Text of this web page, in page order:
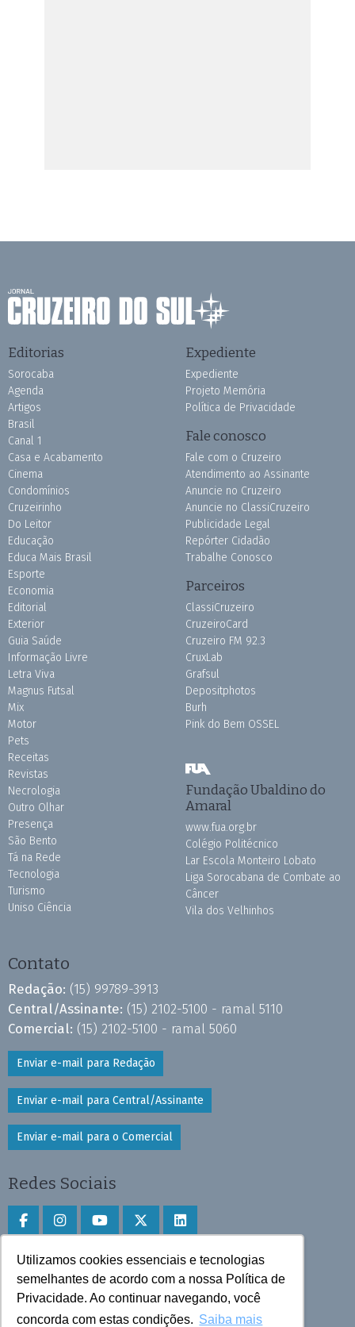
Utilizamos cookies essenciais e tecnologias
semelhantes de acordo com a nossa Política de
Privacidade. Ao continuar navegando, você
concorda com estas condições. Saiba mais
Editorias
Sorocaba
Agenda
Artigos
Brasil
Canal 1
Casa e Acabamento
Cinema
Condomínios
Cruzeirinho
Do Leitor
Educação
Educa Mais Brasil
Esporte
Economia
Editorial
Exterior
Guia Saúde
Informação Livre
Letra Viva
Magnus Futsal
Mix
Motor
Pets
Receitas
Revistas
Necrologia
Outro Olhar
Presença
São Bento
Tá na Rede
Tecnologia
Turismo
Uniso Ciência
Expediente
Expediente
Projeto Memória
Política de Privacidade
Fale conosco
Fale com o Cruzeiro
Atendimento ao Assinante
Anuncie no Cruzeiro
Anuncie no ClassiCruzeiro
Publicidade Legal
Repórter Cidadão
Trabalhe Conosco
Parceiros
ClassiCruzeiro
CruzeiroCard
Cruzeiro FM 92.3
CruxLab
Grafsul
Depositphotos
Burh
Pink do Bem OSSEL
Fundação Ubaldino do
Amaral
www.fua.org.br
Colégio Politécnico
Lar Escola Monteiro Lobato
Liga Sorocabana de Combate ao
Câncer
Vila dos Velhinhos
Contato
Redação: (15) 99789-3913
Central/Assinante: (15) 2102-5100 - ramal 5110
Comercial: (15) 2102-5100 - ramal 5060
Enviar e-mail para Redação
Enviar e-mail para Central/Assinante
Enviar e-mail para o Comercial
Redes Sociais
Faça download do aplicativo
Play Store e App Store